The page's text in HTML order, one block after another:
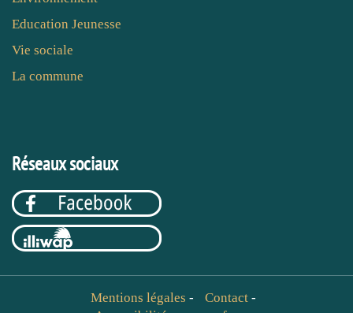
Education Jeunesse
Vie sociale
La commune
Réseaux sociaux
Mentions légales - Contact-